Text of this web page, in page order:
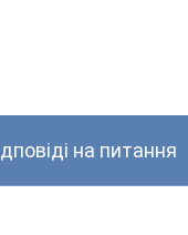
на питання